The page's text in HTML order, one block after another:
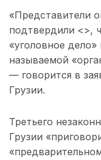
«Представители
подтвердили <>,
«уголовное
называемой
— говорится в
Грузии.
Третьего
Грузии